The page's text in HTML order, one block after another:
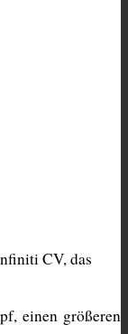
CV, das
einen größeren